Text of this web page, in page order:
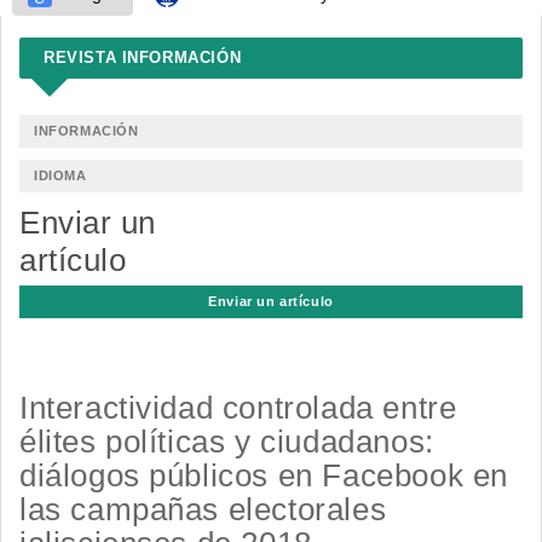
REVISTA INFORMACIÓN
INFORMACIÓN
IDIOMA
Enviar un
artículo
Enviar un artículo
Interactividad controlada entre
élites políticas y ciudadanos:
diálogos públicos en Facebook en
las campañas electorales